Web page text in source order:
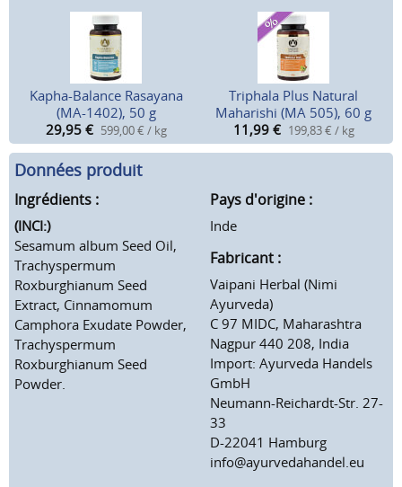
Kapha-Balance Rasayana
(MA-1402), 50 g
29,95 € 599,00 € / kg
Triphala Plus Natural
Maharishi (MA 505), 60 g
11,99 € 199,83 € / kg
Données produit
Ingrédients :
(INCI:)
Sesamum album Seed Oil,
Trachyspermum
Roxburghianum Seed
Extract, Cinnamomum
Camphora Exudate Powder,
Trachyspermum
Roxburghianum Seed
Powder.
Pays d'origine :
Inde
Fabricant :
Vaipani Herbal (Nimi
Ayurveda)
C 97 MIDC, Maharashtra
Nagpur 440 208, India
Import: Ayurveda Handels
GmbH
Neumann-Reichardt-Str. 27-
33
D-22041 Hamburg
info@ayurvedahandel.eu